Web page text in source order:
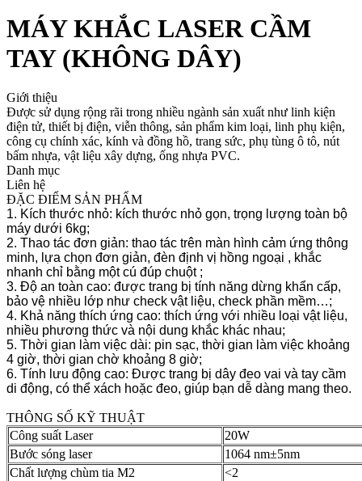
MÁY KHẮC LASER CẦM
TAY (KHÔNG DÂY)
Giới thiệu
Được sử dụng rộng rãi trong nhiều ngành sản xuất như linh kiện
điện tử, thiết bị điện, viễn thông, sản phẩm kim loại, linh phụ kiện,
công cụ chính xác, kính và đồng hồ, trang sức, phụ tùng ô tô, nút
bấm nhựa, vật liệu xây dựng, ống nhựa PVC.
Danh mục
Liên hệ
ĐẶC ĐIỂM SẢN PHẨM
1. Kích thước nhỏ: kích thước nhỏ gọn, trọng lượng toàn bộ
máy dưới 6kg;
2. Thao tác đơn giản: thao tác trên màn hình cảm ứng thông
minh, lựa chọn đơn giản, đèn định vị hồng ngoại , khắc
nhanh chỉ bằng một cú đúp chuột ;
3. Độ an toàn cao: được trang bị tính năng dừng khẩn cấp,
bảo vệ nhiều lớp như check vật liệu, check phần mềm…;
4. Khả năng thích ứng cao: thích ứng với nhiều loại vật liệu,
nhiều phương thức và nội dung khắc khác nhau;
5. Thời gian làm việc dài: pin sạc, thời gian làm việc khoảng
4 giờ, thời gian chờ khoảng 8 giờ;
6. Tính lưu động cao: Được trang bị dây đeo vai và tay cầm
di động, có thể xách hoặc đeo, giúp bạn dễ dàng mang theo.
THÔNG SỐ KỸ THUẬT
Công suất Laser
20W
Bước sóng laser
1064 nm±5nm
Chất lượng chùm tia M2
<2